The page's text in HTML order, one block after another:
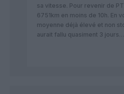
sa vitesse. Pour revenir de
6751km en moins de 10h. En
moyenne déjà élevé et non
aurait fallu quasiment 3